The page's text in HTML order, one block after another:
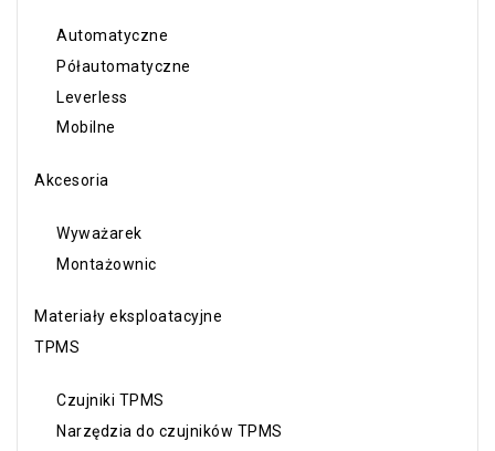
Automatyczne
Półautomatyczne
Leverless
Mobilne
Akcesoria
Wyważarek
Montażownic
Materiały eksploatacyjne
TPMS
Czujniki TPMS
Narzędzia do czujników TPMS